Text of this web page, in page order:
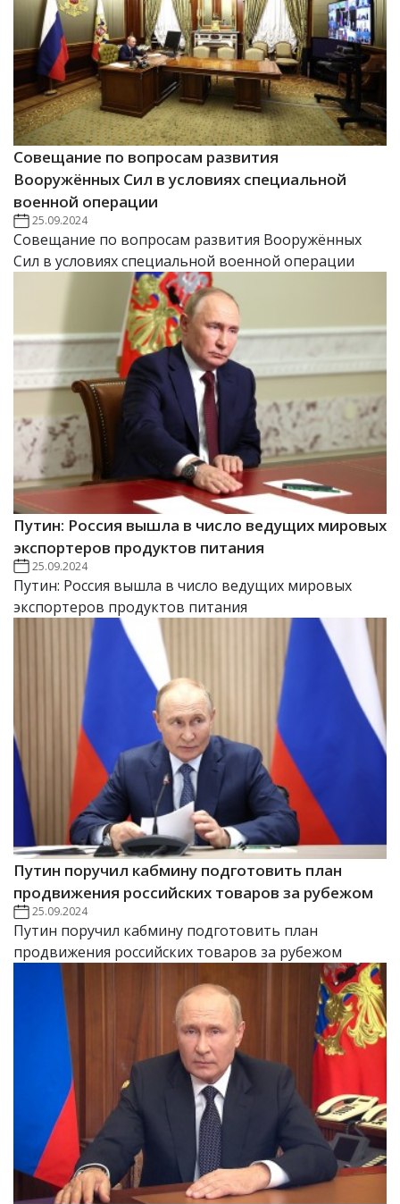
Совещание по вопросам развития
Вооружённых Сил в условиях специальной
военной операции
25.09.2024
Совещание по вопросам развития Вооружённых
Сил в условиях специальной военной операции
Путин: Россия вышла в число ведущих мировых
экспортеров продуктов питания
25.09.2024
Путин: Россия вышла в число ведущих мировых
экспортеров продуктов питания
Путин поручил кабмину подготовить план
продвижения российских товаров за рубежом
25.09.2024
Путин поручил кабмину подготовить план
продвижения российских товаров за рубежом